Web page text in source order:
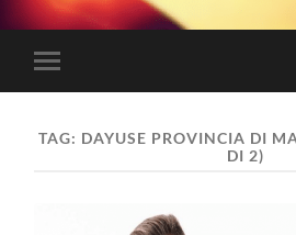
Suite
il
sui
dispositivi
TAG: DAYUSE PROVINCIA DI
DI 2)